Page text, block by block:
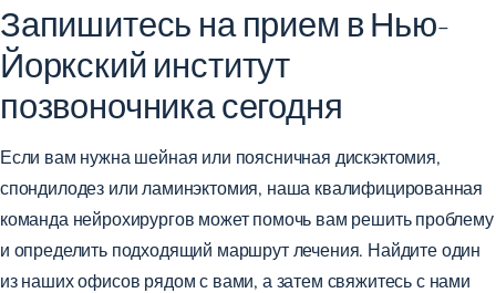
Запишитесь на прием в Нью-
Йоркский институт
позвоночника сегодня
Если вам нужна шейная или поясничная дискэктомия,
спондилодез или ламинэктомия, наша квалифицированная
команда нейрохирургов может помочь вам решить проблему
и определить подходящий маршрут лечения. Найдитеодин
из наших офисов рядом с вами, а затем свяжитесь с нами